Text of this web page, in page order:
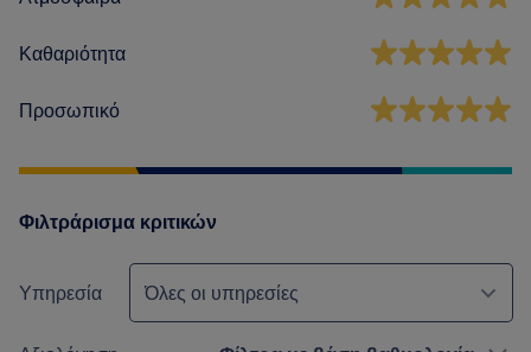
Καθαριότητα
Προσωπικό
Φιλτράρισμα κριτικών
Υπηρεσία Όλες οι υπηρεσίες